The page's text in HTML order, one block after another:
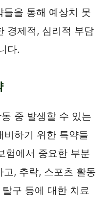
들을 통해 예상치 못
경제적, 심리적 부담
다.
중 발생할 수 있는
비하기 위한 특약들
험에서 중요한 부분
, 추락, 스포츠 활동
구 등에 대한 치료